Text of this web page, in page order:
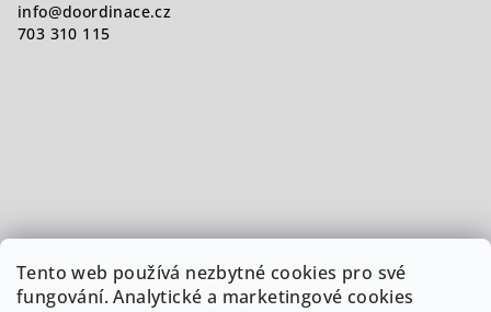
Tento web používá nezbytné cookies pro své
fungování. Analytické a marketingové cookies
info@doordinace.cz
703 310 115